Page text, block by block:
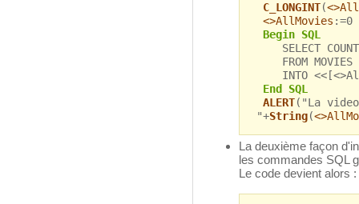
C_LONGINT(
<>AllMovies :=0
Begin SQL
SELECT
FROM MOVIES
INTO
End SQL
ALERT("La
"+String(
La deuxième façon
les commandes SQL
Le code devient alors :